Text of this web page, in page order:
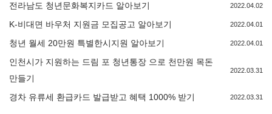
전라남도 청년문화복지카드 알아보기 2022.04.02
K-비대면 바우처 지원금 모집공고 알아보기 2022.04.01
청년 월세 20만원 특별한시지원 알아보기 2022.04.01
인천시가 지원하는 드림 포 청년통장 으로 천만원 목돈
만들기
2022.03.31
경차 유류세 환급카드 발급받고 혜택 1000% 받기 2022.03.31